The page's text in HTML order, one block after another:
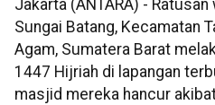
Jakarta (ANTARA) -
Sungai Batang, Kecamatan
Agam, Sumatera Barat
1447 Hijriah di lapangan
masjid mereka hancur